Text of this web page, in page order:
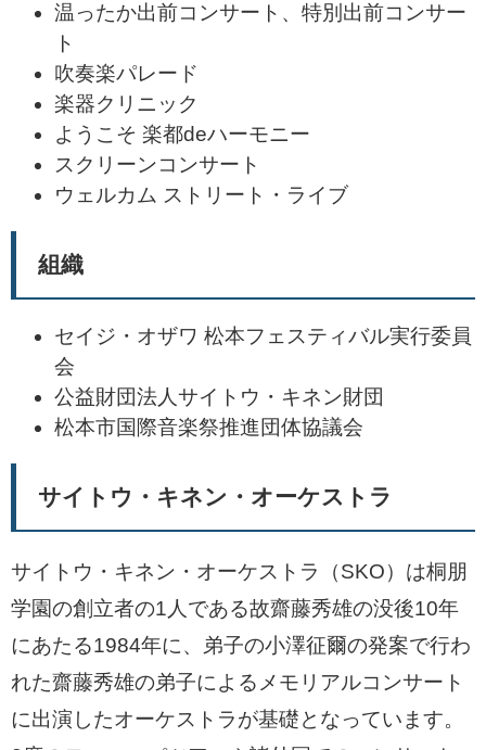
温ったか出前コンサート、特別出前コンサー
ト
吹奏楽パレード
楽器クリニック
ようこそ 楽都deハーモニー
スクリーンコンサート
ウェルカム ストリート・ライブ
組織
セイジ・オザワ 松本フェスティバル実行委員
会
公益財団法人サイトウ・キネン財団
松本市国際音楽祭推進団体協議会
サイトウ・キネン・オーケストラ
サイトウ・キネン・オーケストラ（SKO）は桐朋
学園の創立者の1人である故齋藤秀雄の没後10年
にあたる1984年に、弟子の小澤征爾の発案で行わ
れた齋藤秀雄の弟子によるメモリアルコンサート
に出演したオーケストラが基礎となっています。